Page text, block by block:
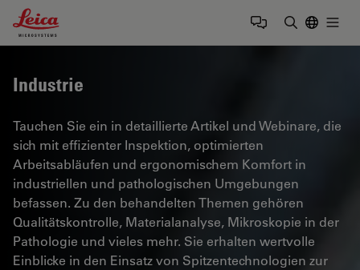
Leica Microsystems Logo
Industrie
Tauchen Sie ein in detaillierte Artikel und Webinare, die
sich mit effizienter Inspektion, optimierten
Arbeitsabläufen und ergonomischem Komfort in
industriellen und pathologischen Umgebungen
befassen. Zu den behandelten Themen gehören
Qualitätskontrolle, Materialanalyse, Mikroskopie in der
Pathologie und vieles mehr. Sie erhalten wertvolle
Einblicke in den Einsatz von Spitzentechnologien zur